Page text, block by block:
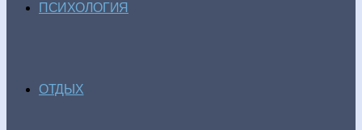
ПСИХОЛОГИЯ
ОТДЫХ